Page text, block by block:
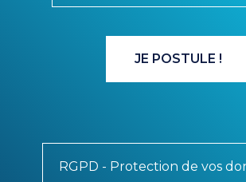
RGPD - Protection de vos